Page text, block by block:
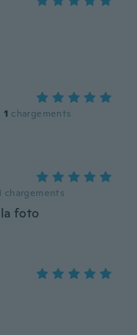
1 chargements
chargements
foto